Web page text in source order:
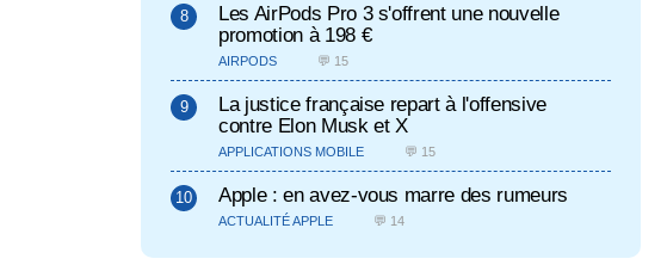
Les AirPods Pro 3 s'offrent une nouvelle
promotion à 198 €
AIRPODS 💬 15
La justice française repart à l'offensive
contre Elon Musk et X
APPLICATIONS MOBILE 💬 15
Apple : en avez-vous marre des rumeurs
ACTUALITÉ APPLE 💬 14